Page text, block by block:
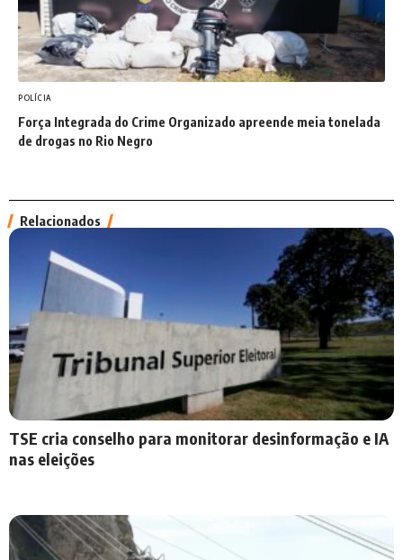
POLÍCIA
Força Integrada do Crime Organizado apreende meia tonelada
de drogas no Rio Negro
Relacionados
TSE cria conselho para monitorar desinformação e IA
nas eleições